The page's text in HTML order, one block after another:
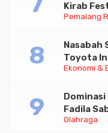
Pemalang
Kirab
Ekonomi &
Nasabah
Toyota
Olahraga
Dominasi
Fadila